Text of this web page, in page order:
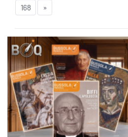
168 »